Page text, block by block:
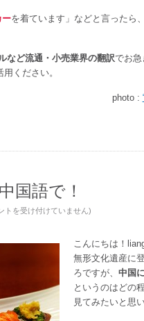
ーを着ています」などと言ったら、
など流通・小売業界の翻訳でお急
用ください。
photo :
国語で！
トを受け付けていません)
こんにちは！
無形文化遺産に
ろですが、 中国
というのはどの
見てみたいと思